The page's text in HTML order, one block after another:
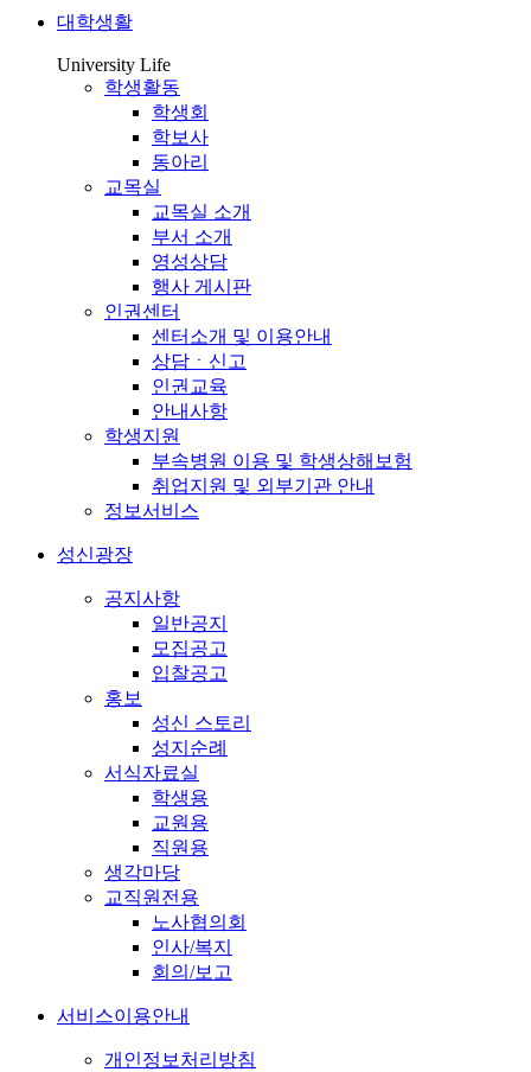
대학생활
University Life
학생활동
학생회
학보사
동아리
교목실
교목실 소개
부서 소개
영성상담
행사 게시판
인권센터
센터소개 및 이용안내
상담ㆍ신고
인권교육
안내사항
학생지원
부속병원 이용 및 학생상해보험
취업지원 및 외부기관 안내
정보서비스
성신광장
공지사항
일반공지
모집공고
입찰공고
홍보
성신 스토리
성지순례
서식자료실
학생용
교원용
직원용
생각마당
교직원전용
노사협의회
인사/복지
회의/보고
서비스이용안내
개인정보처리방침